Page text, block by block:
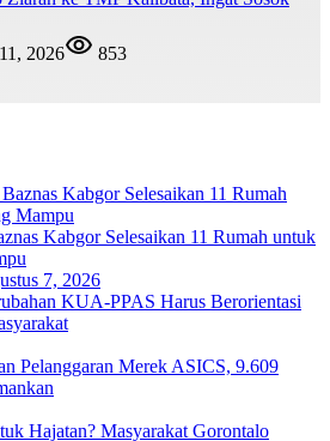
2026 853
Kabgor Selesaikan 11 Rumah untuk
7, 2026
KUA-PPAS Harus Berorientasi
Pelanggaran Merek ASICS, 9.609
Hajatan? Masyarakat Gorontalo